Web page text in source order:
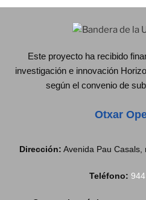
Este proyecto ha recibido
investigación e innovación
según el convenio de
Otxar
Dirección: Avenida Pau Casals,
Teléfono: